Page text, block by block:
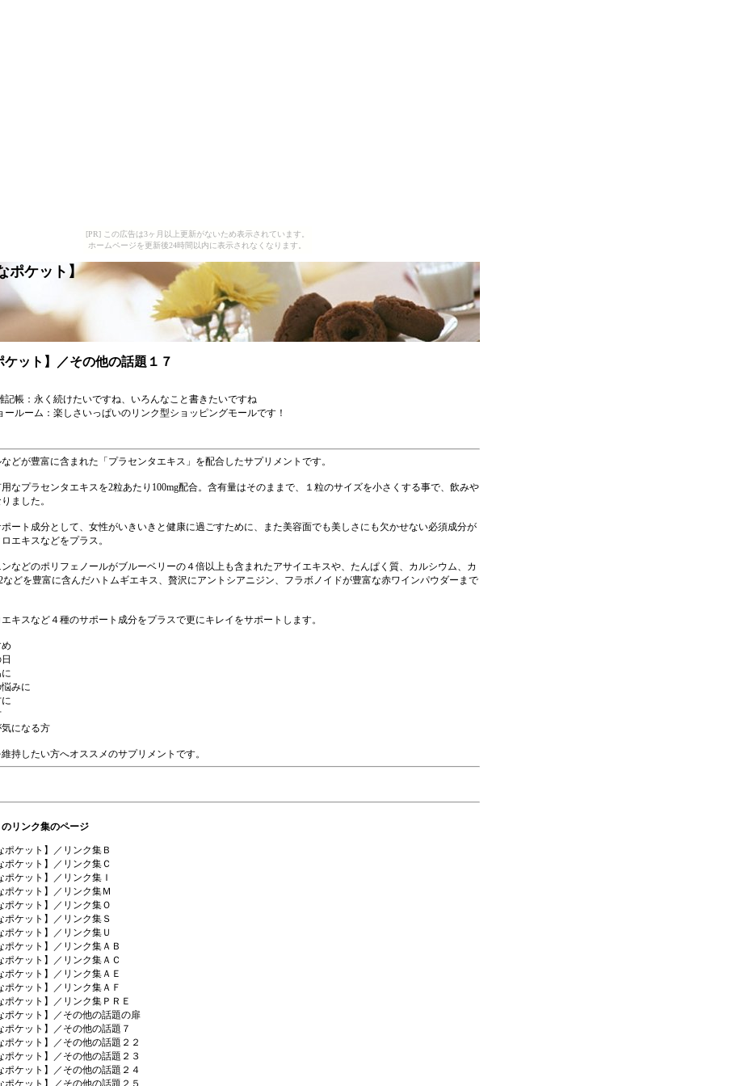
[PR] この広告は3ヶ月以上更新がないため表示されています。
ホームページを更新後24時間以内に表示されなくなります。
ポケット】
ケット】／その他の話題１７
記帳：永く続けたいですね、いろんなこと書きたいですね
ールーム ：楽しさいっぱいのリンク型ショッピングモールです！
どが豊富に含まれた「プラセンタエキス」を配合したサプリメントです。
なプラセンタエキスを2粒あたり100mg配合。含有量はそのままで、１粒のサイズを小さくする事で、飲みや
ました。
ート成分として、女性がいきいきと健康に過ごすために、また美容面でも美しさにも欠かせない必須成分が
エキスなどをプラス。
などのポリフェノールがブルーベリーの４倍以上も含まれたアサイエキスや、たんぱく質、カルシウム、カ
などを豊富に含んだハトムギエキス、贅沢にアントシアニジン、フラボノイドが豊富な赤ワインパウダーまで
キスなど４種のサポート成分をプラスで更にキレイをサポートします。
みに
気になる方
持したい方へオススメのサプリメントです。
リンク集のページ
ポケット】／リンク集Ｂ
ポケット】／リンク集Ｃ
ポケット】／リンク集Ｉ
ポケット】／リンク集Ｍ
ポケット】／リンク集Ｏ
ポケット】／リンク集Ｓ
ポケット】／リンク集Ｕ
ポケット】／リンク集ＡＢ
ポケット】／リンク集ＡＣ
ポケット】／リンク集ＡＥ
ポケット】／リンク集ＡＦ
ポケット】／リンク集ＰＲＥ
ポケット】／その他の話題の扉
ポケット】／その他の話題７
ポケット】／その他の話題２２
ポケット】／その他の話題２３
ポケット】／その他の話題２４
ポケット】／その他の話題２５